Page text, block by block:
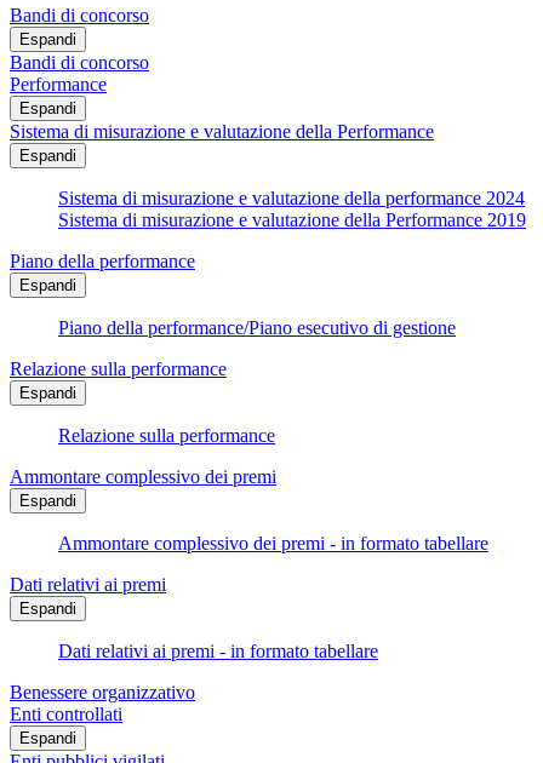
Bandi di concorso
Espandi
Bandi di concorso
Performance
Espandi
Sistema di misurazione e valutazione della Performance
Espandi
Sistema di misurazione e valutazione della performance 2024
Sistema di misurazione e valutazione della Performance 2019
Piano della performance
Espandi
Piano della performance/Piano esecutivo di gestione
Relazione sulla performance
Espandi
Relazione sulla performance
Ammontare complessivo dei premi
Espandi
Ammontare complessivo dei premi - in formato tabellare
Dati relativi ai premi
Espandi
Dati relativi ai premi - in formato tabellare
Benessere organizzativo
Enti controllati
Espandi